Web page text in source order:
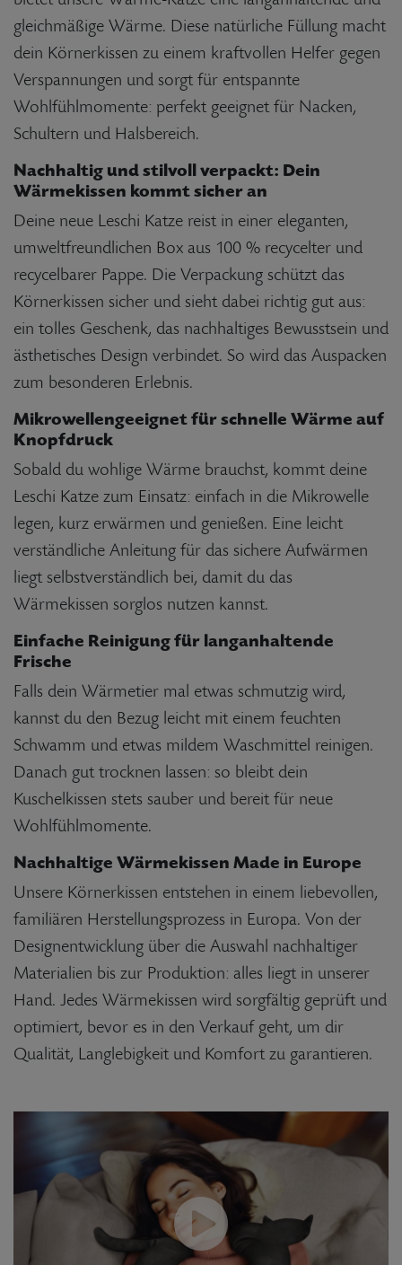
gleichmäßige Wärme. Diese natürliche Füllung macht
dein Körnerkissen zu einem kraftvollen Helfer gegen
Verspannungen und sorgt für entspannte
Wohlfühlmomente: perfekt geeignet für Nacken,
Schultern und Halsbereich.
Nachhaltig und stilvoll verpackt: Dein
Wärmekissen kommt sicher an
Deine neue Leschi Katze reist in einer eleganten,
umweltfreundlichen Box aus 100 % recycelter und
recycelbarer Pappe. Die Verpackung schützt das
Körnerkissen sicher und sieht dabei richtig gut aus:
ein tolles Geschenk, das nachhaltiges Bewusstsein und
ästhetisches Design verbindet. So wird das Auspacken
zum besonderen Erlebnis.
Mikrowellengeeignet für schnelle Wärme auf
Knopfdruck
Sobald du wohlige Wärme brauchst, kommt deine
Leschi Katze zum Einsatz: einfach in die Mikrowelle
legen, kurz erwärmen und genießen. Eine leicht
verständliche Anleitung für das sichere Aufwärmen
liegt selbstverständlich bei, damit du das
Wärmekissen sorglos nutzen kannst.
Einfache Reinigung für langanhaltende
Frische
Falls dein Wärmetier mal etwas schmutzig wird,
kannst du den Bezug leicht mit einem feuchten
Schwamm und etwas mildem Waschmittel reinigen.
Danach gut trocknen lassen: so bleibt dein
Kuschelkissen stets sauber und bereit für neue
Wohlfühlmomente.
Nachhaltige Wärmekissen Made in Europe
Unsere Körnerkissen entstehen in einem liebevollen,
familiären Herstellungsprozess in Europa. Von der
Designentwicklung über die Auswahl nachhaltiger
Materialien bis zur Produktion: alles liegt in unserer
Hand. Jedes Wärmekissen wird sorgfältig geprüft und
optimiert, bevor es in den Verkauf geht, um dir
Qualität, Langlebigkeit und Komfort zu garantieren.